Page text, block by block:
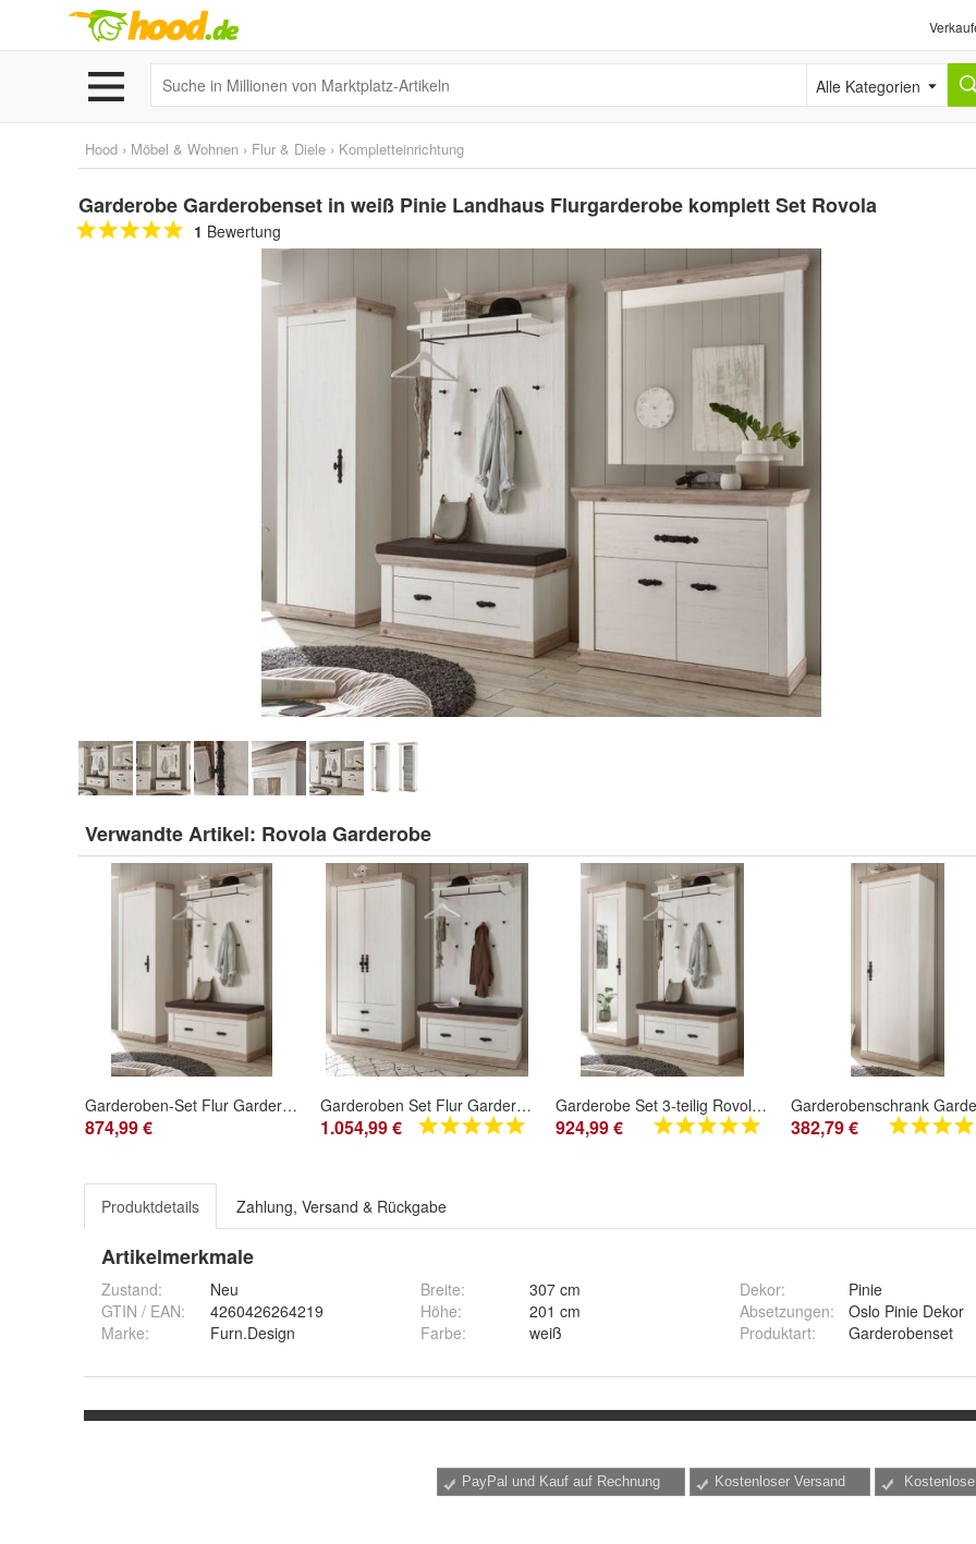
Alle Kategorien
Hood › Möbel & Wohnen › Flur & Diele › Kompletteinrichtung
Garderobe Garderobenset in weiß Pinie Landhaus Flurgarderobe komplett Set Rovola
1 Bewertung
Verwandte Artikel: Rovola Garderobe
Garderoben-Set Flur Garderobe weiß Pinie Set Landhaus Schrank Schuhbank Paneel Rovola
874,99 €
Garderoben Set Flur Garderobe Landhaus Pinie weiß mit Schuhschrank Paneel Bank Rovola
1.054,99 €
Garderobe Set 3-teilig Rovola in weiß Pinie Landhaus Flur Garderobenkombination
924,99 € 382,79 €
Produktdetails Zahlung, Versand & Rückgabe
Artikelmerkmale
Zustand:
Neu
GTIN / EAN:
4260426264219
Marke:
Furn.Design
Breite:
307 cm
Höhe:
201 cm
Farbe: weiß
Dekor:
Pinie
Absetzungen:
Oslo Pinie Dekor
Produktart: Garderobenset